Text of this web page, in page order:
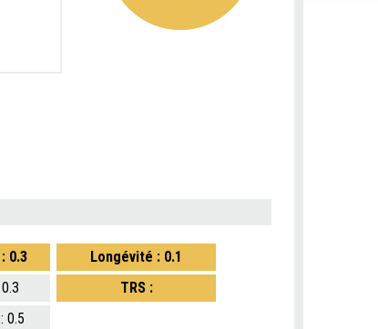
0.3
0.5
Longévité : 0.1
TRS :